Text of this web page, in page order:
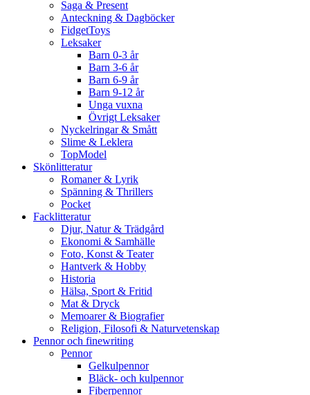
Saga & Present
Anteckning & Dagböcker
FidgetToys
Leksaker
Barn 0-3 år
Barn 3-6 år
Barn 6-9 år
Barn 9-12 år
Unga vuxna
Övrigt Leksaker
Nyckelringar & Smått
Slime & Leklera
TopModel
Skönlitteratur
Romaner & Lyrik
Spänning & Thrillers
Pocket
Facklitteratur
Djur, Natur & Trädgård
Ekonomi & Samhälle
Foto, Konst & Teater
Hantverk & Hobby
Historia
Hälsa, Sport & Fritid
Mat & Dryck
Memoarer & Biografier
Religion, Filosofi & Naturvetenskap
Pennor och finewriting
Pennor
Gelkulpennor
Bläck- och kulpennor
Fiberpennor